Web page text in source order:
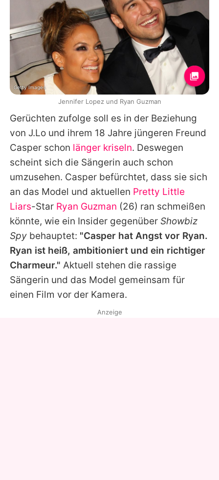
Gerüchten zufolge soll es in der Beziehung
von J.Lo und ihrem 18 Jahre jüngeren Freund
Casper schon länger kriseln. Deswegen
scheint sich die Sängerin auch schon
umzusehen. Casper befürchtet, dass sie sich
an das Model und aktuellen Pretty Little
Liars-Star Ryan Guzman (26) ran schmeißen
könnte, wie ein Insider gegenüber Showbiz
Spy behauptet: "Casper hat Angst vor Ryan.
Ryan ist heiß, ambitioniert und ein richtiger
Charmeur." Aktuell stehen die rassige
Sängerin und das Model gemeinsam für
einen Film vor der Kamera.
Getty Images
Jennifer Lopez und Ryan Guzman
Anzeige